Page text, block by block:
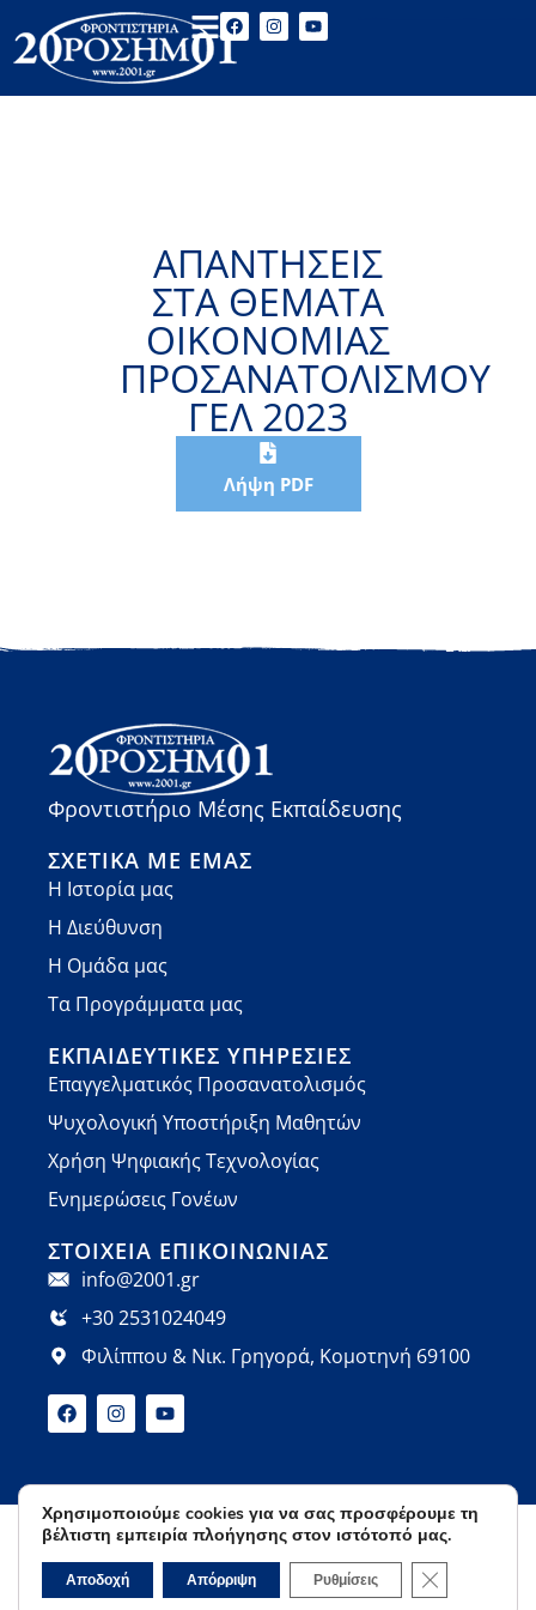
ΑΠΑΝΤΗΣΕΙΣ
ΣΤΑ ΘΕΜΑΤΑ
ΟΙΚΟΝΟΜΙΑΣ
ΠΡΟΣΑΝΑΤΟΛΙΣΜΟΥ
ΓΕΛ 2023
Λήψη PDF
Φροντιστήριο Μέσης Εκπαίδευσης
ΣΧΕΤΙΚΆ ΜΕ ΕΜΆΣ
Η Ιστορία μας
Η Διεύθυνση
Η Ομάδα μας
Τα Προγράμματα μας
ΕΚΠΑΙΔΕΥΤΙΚΈΣ ΥΠΗΡΕΣΊΕΣ
Επαγγελματικός Προσανατολισμός
Ψυχολογική Υποστήριξη Μαθητών
Χρήση Ψηφιακής Τεχνολογίας
Ενημερώσεις Γονέων
ΣΤΟΙΧΕΊΑ ΕΠΙΚΟΙΝΩΝΊΑΣ
info@2001.gr
+30 2531024049
Φιλίππου & Νικ. Γρηγορά, Κομοτηνή 69100
© 2026 Φροντιστήρια Ορόσημο | Developed by
Cactus
Όροι ΧρήσηςΠολιτική Απορρήτου
Χρησιμοποιούμε cookies για να σας προσφέρουμε τη
βέλτιστη εμπειρία πλοήγησης στον ιστότοπό μας.
Αποδοχή Απόρριψη Ρυθμίσεις Κλείσιμο του